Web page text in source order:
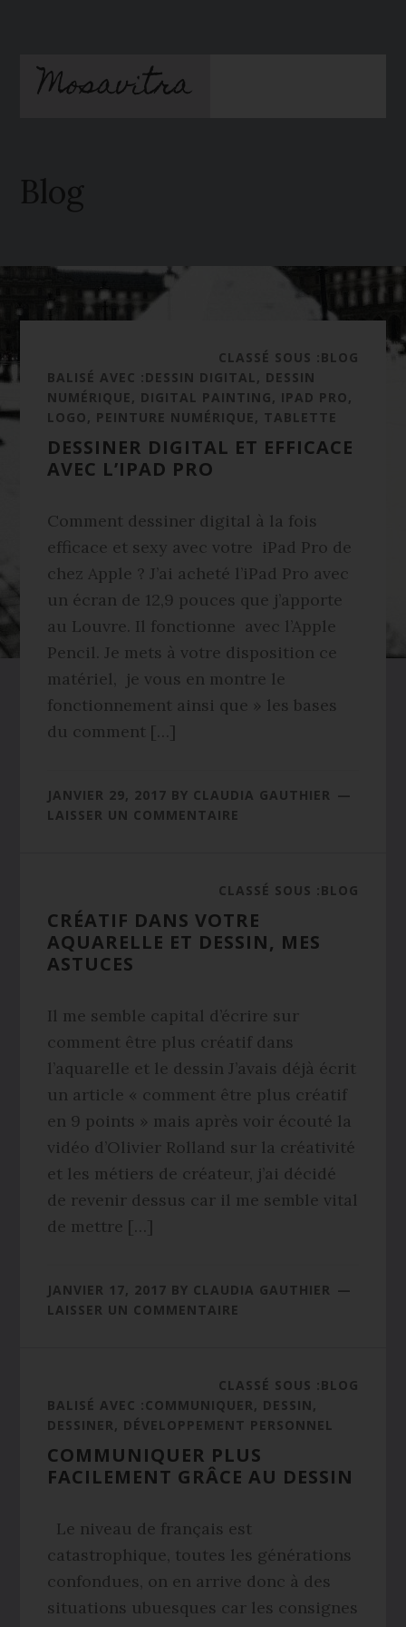
contenu
principal
barreMosavitra
Blog
CLASSÉ SOUS :BLOG
BALISÉ AVEC :DESSIN DIGITAL, DESSIN
NUMÉRIQUE, DIGITAL PAINTING, IPAD PRO,
LOGO, PEINTURE NUMÉRIQUE, TABLETTE
DESSINER DIGITAL ET EFFICACE
AVEC L’IPAD PRO
Comment dessiner digital à la fois
efficace et sexy avec votre iPad Pro de
chez Apple ? J’ai acheté l’iPad Pro avec
un écran de 12,9 pouces que j’apporte
au Louvre. Il fonctionne avec l’Apple
Pencil. Je mets à votre disposition ce
matériel, je vous en montre le
fonctionnement ainsi que » les bases
du comment […]
JANVIER 29, 2017 BY CLAUDIA GAUTHIER
LAISSER UN COMMENTAIRE
CLASSÉ SOUS :BLOG
CRÉATIF DANS VOTRE
AQUARELLE ET DESSIN, MES
ASTUCES
Il me semble capital d’écrire sur
comment être plus créatif dans
l’aquarelle et le dessin J’avais déjà écrit
un article « comment être plus créatif
en 9 points » mais après voir écouté la
vidéo d’Olivier Rolland sur la créativité
et les métiers de créateur, j’ai décidé
de revenir dessus car il me semble vital
de mettre […]
JANVIER 17, 2017 BY CLAUDIA GAUTHIER
LAISSER UN COMMENTAIRE
CLASSÉ SOUS :BLOG
BALISÉ AVEC :COMMUNIQUER, DESSIN,
DESSINER, DÉVELOPPEMENT PERSONNEL
COMMUNIQUER PLUS
FACILEMENT GRÂCE AU DESSIN
Le niveau de français est
catastrophique, toutes les générations
confondues, on en arrive donc à des
situations ubuesques car les consignes